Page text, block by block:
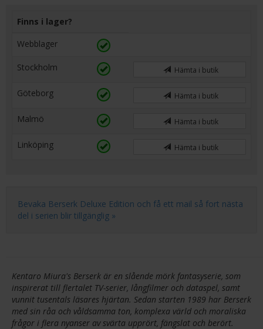
Finns i lager?
Webblager
Stockholm Hämta i butik
Göteborg Hämta i butik
Malmö Hämta i butik
Linköping Hämta i butik
Bevaka Berserk Deluxe Edition och få ett mail så fort nästa
del i serien blir tillgänglig »
Kentaro Miura's Berserk är en slående mörk fantasyserie, som
inspirerat till flertalet TV-serier, långfilmer och dataspel, samt
vunnit tusentals läsares hjärtan. Sedan starten 1989 har Berserk
med sin råa och våldsamma ton, komplexa värld och moraliska
frågor i flera nyanser av svärta upprört, fängslat och berört.